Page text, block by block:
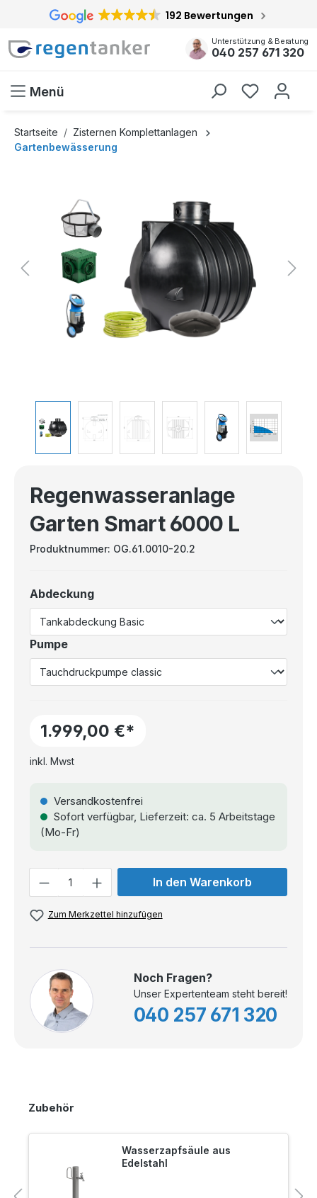
springen 192 Bewertungen
Unterstützung & Beratung
040 257 671 320
Menü
Startseite
Zisternen Komplettanlagen
Gartenbewässerung
Regenwasseranlage
Garten Smart 6000 L
Produktnummer: OG.61.0010-20.2
Abdeckung
Pumpe
1.999,00 €*
inkl. Mwst
Versandkostenfrei
Sofort verfügbar, Lieferzeit: ca. 5 Arbeitstage
(Mo-Fr)
In den Warenkorb
Zum Merkzettel hinzufügen
Noch Fragen?
Unser Expertenteam steht bereit!
040 257 671 320
Zubehör
Wasserzapfsäule aus
Edelstahl